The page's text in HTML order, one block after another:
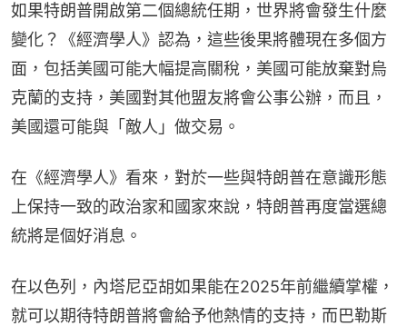
如果特朗普開啟第二個總統任期，世界將會發生什麼
變化？《經濟學人》認為，這些後果將體現在多個方
面，包括美國可能大幅提高關稅，美國可能放棄對烏
克蘭的支持，美國對其他盟友將會公事公辦，而且，
美國還可能與「敵人」做交易。
在《經濟學人》看來，對於一些與特朗普在意識形態
上保持一致的政治家和國家來說，特朗普再度當選總
統將是個好消息。
在以色列，內塔尼亞胡如果能在2025年前繼續掌權，
就可以期待特朗普將會給予他熱情的支持，而巴勒斯